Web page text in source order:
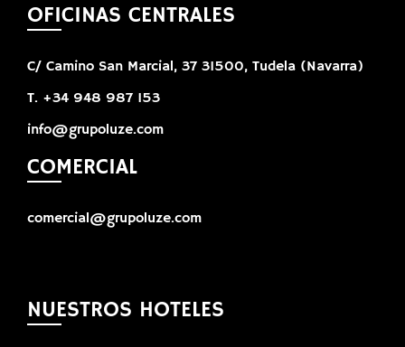
OFICINAS CENTRALES
C/ Camino San Marcial, 37 31500, Tudela (Navarra)
T. +34 948 987 153
info@grupoluze.com
COMERCIAL
comercial@grupoluze.com
NUESTROS HOTELES